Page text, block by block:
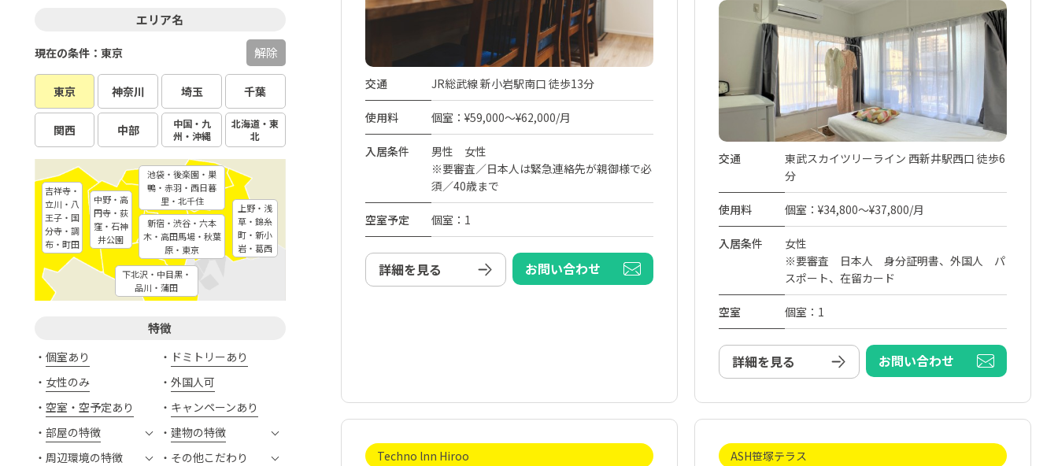
エリア名
東京 神奈川 埼玉 千葉
関西 中部
中国・九
州・沖縄
北海道・東
北
現在の条件：東京 解除
新宿・渋谷・六本
木・高田馬場・秋葉
原・東京
中野・高
円寺・荻
窪・石神
井公園
下北沢・中目黒・
品川・蒲田
池袋・後楽園・巣
鴨・赤羽・西日暮
里・北千住
上野・浅
草・錦糸
町・新小
岩・葛西
吉祥寺・
立川・八
王子・国
分寺・調
布・町田
特徴
個室あり
ドミトリーあり
女性のみ
外国人可
空室・空予定あり
キャンペーンあり
部屋の特徴
建物の特徴
周辺環境の特徴
その他こだわり
交通 JR総武線 新小岩駅南口 徒歩13分
使用料 個室：¥59,000～¥62,000/月
入居条件
男性 女性
※要審査／日本人は緊急連絡先が親御様で必
須／40歳まで
空室予定 個室：1
詳細を見る お問い合わせ
交通
東武スカイツリーライン 西新井駅西口 徒歩6
分
使用料 個室：¥34,800～¥37,800/月
入居条件
女性
※要審査 日本人 身分証明書、外国人 パ
スポート、在留カード
空室 個室：1
詳細を見る お問い合わせ
Techno lnn Hiroo ASH笹塚テラス